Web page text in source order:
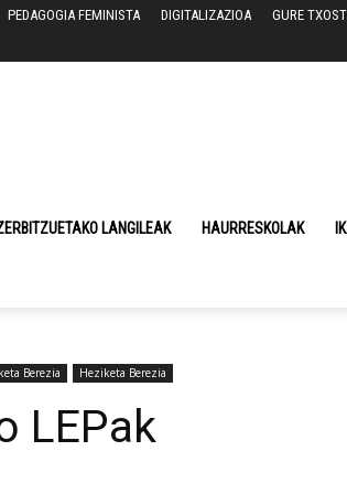
PEDAGOGIA FEMINISTA DIGITALIZAZIOA GURE
LANGILEAK HAURRESKOLAK
Berezia Heziketa Berezia
LEPak